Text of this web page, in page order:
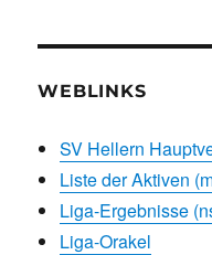
WEBLINKS
SV Hellern
Liste der Aktiven
Liga-Ergebnisse
Liga-Orakel